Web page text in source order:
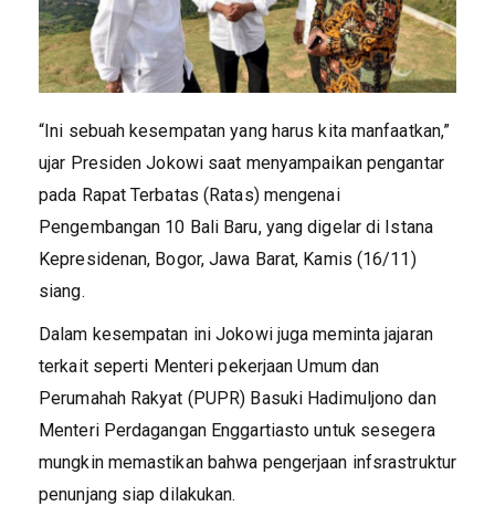
“Ini sebuah kesempatan yang harus kita manfaatkan,”
ujar Presiden Jokowi saat menyampaikan pengantar
pada Rapat Terbatas (Ratas) mengenai
Pengembangan 10 Bali Baru, yang digelar di Istana
Kepresidenan, Bogor, Jawa Barat, Kamis (16/11)
siang.
Dalam kesempatan ini Jokowi juga meminta jajaran
terkait seperti Menteri pekerjaan Umum dan
Perumahah Rakyat (PUPR) Basuki Hadimuljono dan
Menteri Perdagangan Enggartiasto untuk sesegera
mungkin memastikan bahwa pengerjaan infsrastruktur
penunjang siap dilakukan.